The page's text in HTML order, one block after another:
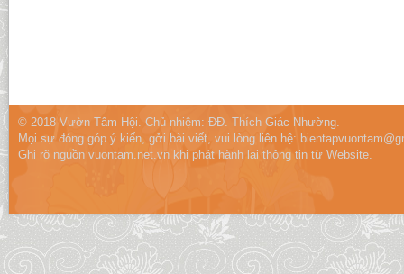
© 2018 Vườn Tâm Hội. Chủ nhiệm: ĐĐ. Thích Giác Nhường.
Mọi sự đóng góp ý kiến, gởi bài viết, vui lòng liên hệ:
Ghi rõ nguồn vuontam.net.vn khi phát hành lại thông tin từ Website.